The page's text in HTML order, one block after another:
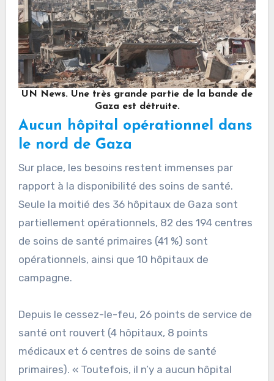
UN News. Une très grande partie de la bande de
Gaza est détruite.
Aucun hôpital opérationnel dans
le nord de Gaza
Sur place, les besoins restent immenses par
rapport à la disponibilité des soins de santé.
Seule la moitié des 36 hôpitaux de Gaza sont
partiellement opérationnels, 82 des 194 centres
de soins de santé primaires (41 %) sont
opérationnels, ainsi que 10 hôpitaux de
campagne.
Depuis le cessez-le-feu, 26 points de service de
santé ont rouvert (4 hôpitaux, 8 points
médicaux et 6 centres de soins de santé
primaires). « Toutefois, il n’y a aucun hôpital